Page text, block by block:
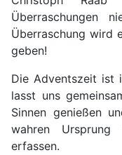
Überraschungen
Überraschung wird
geben!
Die Adventszeit ist
lasst uns
Sinnen genießen
wahren
erfassen.